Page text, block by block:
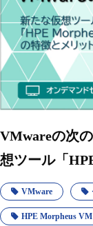
VMwareの次
想ツール「
Software」の
デマンドウェ
VMware
HPE Morpheus